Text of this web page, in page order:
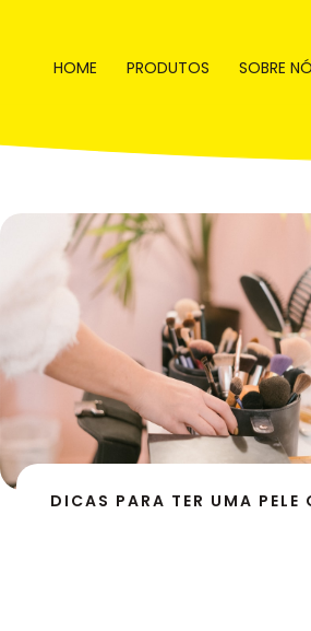
HOME PRODUTOS SOBRE
DICAS PARA TER UMA PELE